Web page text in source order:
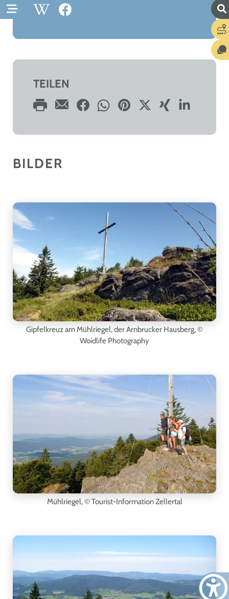
TEILEN
BILDER
Gipfelkreuz am Mühlriegel, der Arnbrucker Hausberg, ©
Woidlife Photography
Mühlriegel, © Tourist-Information Zellertal